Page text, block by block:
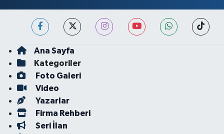
Ana Sayfa
Kategoriler
Foto Galeri
Video
Yazarlar
Firma Rehberi
Seri İlan